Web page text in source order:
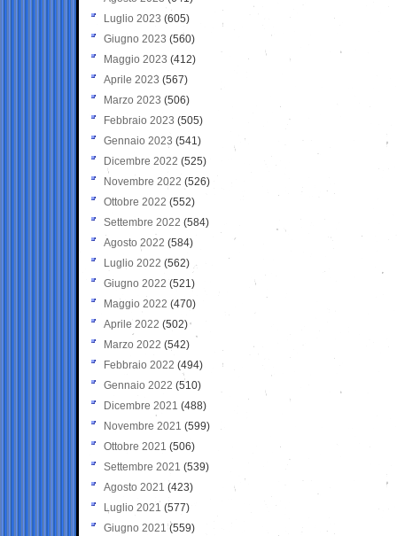
Luglio 2023 (605)
Giugno 2023 (560)
Maggio 2023 (412)
Aprile 2023 (567)
Marzo 2023 (506)
Febbraio 2023 (505)
Gennaio 2023 (541)
Dicembre 2022 (525)
Novembre 2022 (526)
Ottobre 2022 (552)
Settembre 2022 (584)
Agosto 2022 (584)
Luglio 2022 (562)
Giugno 2022 (521)
Maggio 2022 (470)
Aprile 2022 (502)
Marzo 2022 (542)
Febbraio 2022 (494)
Gennaio 2022 (510)
Dicembre 2021 (488)
Novembre 2021 (599)
Ottobre 2021 (506)
Settembre 2021 (539)
Agosto 2021 (423)
Luglio 2021 (577)
Giugno 2021(559)